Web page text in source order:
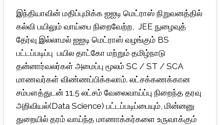
இந்தியாவின் மதிப்புமிக்க ஐஐடி மெட்ராஸ் நிறுவனத்தில்
கல்வி பயிலும் வாய்பை நிறைவேற்ற, JEE நுழைவுத்
தேர்வு இல்லாமல் ஐஐடி மெட்ராஸ் வழங்கும் BS
பட்டப்படிப்பு பயில தாட்கோ மற்றும் தமிழ்நாடு
தன்னார்வலர்கள் அமைப்பு மூலம் SC / ST / SCA
மாணவர்கள் விண்ணப்பிக்கலாம். லட்சக்கணக்கான
சம்பளத்துடன் 11.5 லட்சம் வேலைவாய்ப்பு நிறைந்த தரவு
அறிவியல்(Data Science) பட்டப்படிப்பையும், மின்னனு
துறையில் தரம் வாய்ந்த மாணாக்கர்களை உருவாக்கும்
-ல்
SC/ST/SCA
மாணவர்களுக்கு
இலவசமாக
BS
பட்டப்படிப்பு
படிக்க
வாய்ப்பு